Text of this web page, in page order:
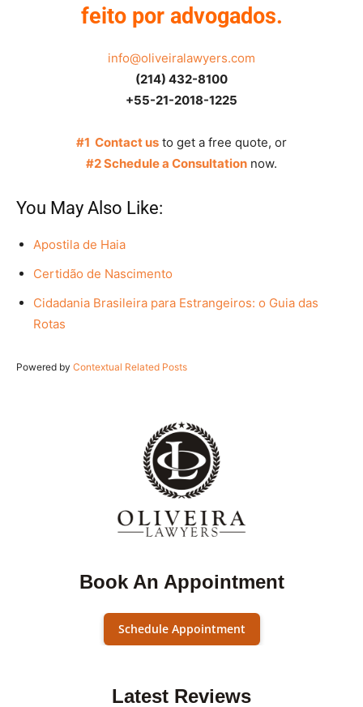
feito por advogados.
info@oliveiralawyers.com
(214) 432-8100
+55-21-2018-1225
#1 Contact us to get a free quote, or
#2 Schedule a Consultation now.
You May Also Like:
Apostila de Haia
Certidão de Nascimento
Cidadania Brasileira para Estrangeiros: o Guia das
Rotas
Powered by Contextual Related Posts
Book An Appointment
Schedule Appointment
Latest Reviews